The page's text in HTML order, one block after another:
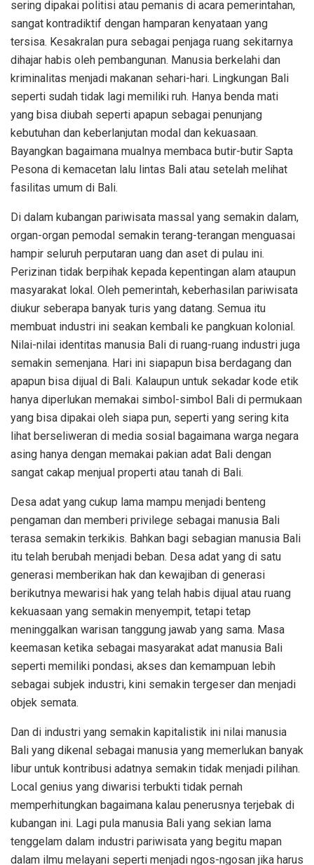
sering dipakai politisi atau pemanis di acara pemerintahan,
sangat kontradiktif dengan hamparan kenyataan yang
tersisa. Kesakralan pura sebagai penjaga ruang sekitarnya
dihajar habis oleh pembangunan. Manusia berkelahi dan
kriminalitas menjadi makanan sehari-hari. Lingkungan Bali
seperti sudah tidak lagi memiliki ruh. Hanya benda mati
yang bisa diubah seperti apapun sebagai penunjang
kebutuhan dan keberlanjutan modal dan kekuasaan.
Bayangkan bagaimana mualnya membaca butir-butir Sapta
Pesona di kemacetan lalu lintas Bali atau setelah melihat
fasilitas umum di Bali.
Di dalam kubangan pariwisata massal yang semakin dalam,
organ-organ pemodal semakin terang-terangan menguasai
hampir seluruh perputaran uang dan aset di pulau ini.
Perizinan tidak berpihak kepada kepentingan alam ataupun
masyarakat lokal. Oleh pemerintah, keberhasilan pariwisata
diukur seberapa banyak turis yang datang. Semua itu
membuat industri ini seakan kembali ke pangkuan kolonial.
Nilai-nilai identitas manusia Bali di ruang-ruang industri juga
semakin semenjana. Hari ini siapapun bisa berdagang dan
apapun bisa dijual di Bali. Kalaupun untuk sekadar kode etik
hanya diperlukan memakai simbol-simbol Bali di permukaan
yang bisa dipakai oleh siapa pun, seperti yang sering kita
lihat berseliweran di media sosial bagaimana warga negara
asing hanya dengan memakai pakian adat Bali dengan
sangat cakap menjual properti atau tanah di Bali.
Desa adat yang cukup lama mampu menjadi benteng
pengaman dan memberi privilege sebagai manusia Bali
terasa semakin terkikis. Bahkan bagi sebagian manusia Bali
itu telah berubah menjadi beban. Desa adat yang di satu
generasi memberikan hak dan kewajiban di generasi
berikutnya mewarisi hak yang telah habis dijual atau ruang
kekuasaan yang semakin menyempit, tetapi tetap
meninggalkan warisan tanggung jawab yang sama. Masa
keemasan ketika sebagai masyarakat adat manusia Bali
seperti memiliki pondasi, akses dan kemampuan lebih
sebagai subjek industri, kini semakin tergeser dan menjadi
objek semata.
Dan di industri yang semakin kapitalistik ini nilai manusia
Bali yang dikenal sebagai manusia yang memerlukan banyak
libur untuk kontribusi adatnya semakin tidak menjadi pilihan.
Local genius yang diwarisi terbukti tidak pernah
memperhitungkan bagaimana kalau penerusnya terjebak di
kubangan ini. Lagi pula manusia Bali yang sekian lama
tenggelam dalam industri pariwisata yang begitu mapan
dalam ilmu melayani seperti menjadi ngos-ngosan jika harus